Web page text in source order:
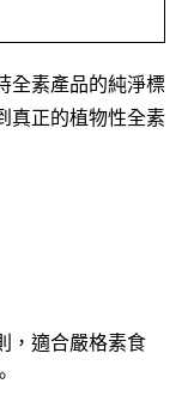
全素產品的純淨標
真正的植物性全素
，適合嚴格素食